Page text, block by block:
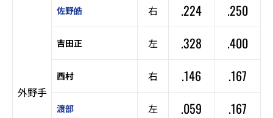
外野手
佐野皓 右 .224 .250
吉田正 左 .328 .400
西村 右 .146 .167
渡部 左 .059 .167